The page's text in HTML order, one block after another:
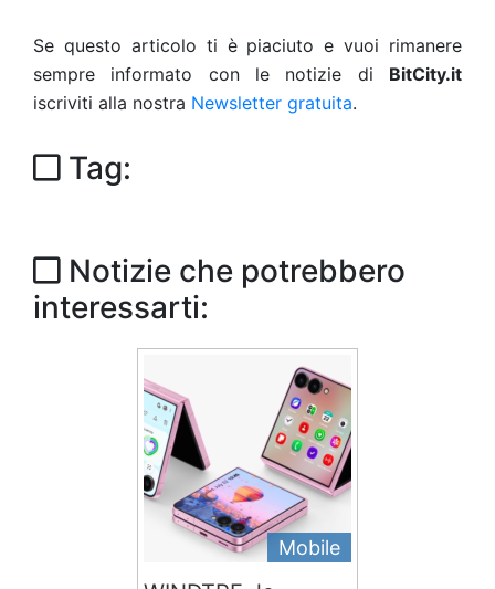
Se questo articolo ti è piaciuto e vuoi rimanere
sempre informato con le notizie di BitCity.it
iscriviti alla nostra Newsletter gratuita.
Tag:
Notizie che potrebbero
interessarti:
Mobile